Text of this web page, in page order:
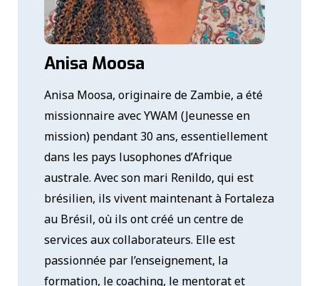
Anisa Moosa
Anisa Moosa, originaire de Zambie, a été
missionnaire avec YWAM (Jeunesse en
mission) pendant 30 ans, essentiellement
dans les pays lusophones d’Afrique
australe. Avec son mari Renildo, qui est
brésilien, ils vivent maintenant à Fortaleza
au Brésil, où ils ont créé un centre de
services aux collaborateurs. Elle est
passionnée par l’enseignement, la
formation, le coaching, le mentorat et